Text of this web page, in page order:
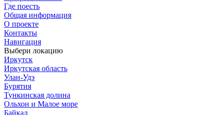
Где поесть
Общая информация
О проекте
Контакты
Навигация
Выбери локацию
Иркутск
Иркутская область
Улан-Удэ
Бурятия
Тункинская долина
Ольхон и Малое море
Байкал